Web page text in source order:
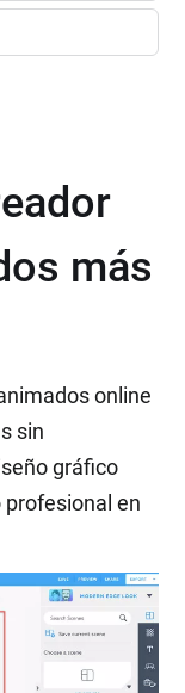
más
online
sin
gráfico
en